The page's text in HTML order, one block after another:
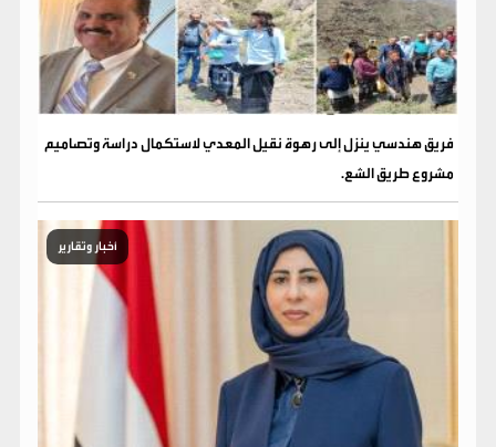
فريق هندسي ينزل إلى رهوة نقيل المعدي لاستكمال دراسة وتصاميم
مشروع طريق الشع.
أخبار وتقارير